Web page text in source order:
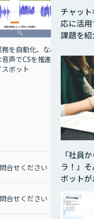
を自動化、なめ
声でCSを推進す
ボット
合せください
合せください
「社員
ラ！」
ボットが
チャッ
応に活
課題を